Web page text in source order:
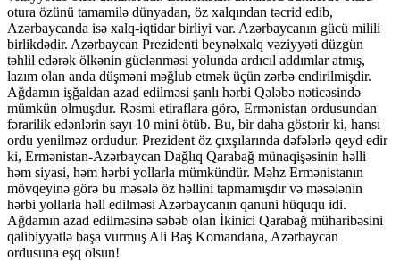
otura özünü tamamilə dünyadan, öz xalqından təcrid edib,
Azərbaycanda isə xalq-iqtidar birliyi var. Azərbaycanın gücü milili
birlikdədir. Azərbaycan Prezidenti beynəlxalq vəziyyəti düzgün
təhlil edərək ölkənin güclənməsi yolunda ardıcıl addımlar atmış,
lazım olan anda düşməni məğlub etmək üçün zərbə endirilmişdir.
Ağdamın işğaldan azad edilməsi şanlı hərbi Qələbə nəticəsində
mümkün olmuşdur. Rəsmi etiraflara görə, Ermənistan ordusundan
fərarilik edənlərin sayı 10 mini ötüb. Bu, bir daha göstərir ki, hansı
ordu yenilməz ordudur. Prezident öz çıxşılarında dəfələrlə qeyd edir
ki, Ermənistan-Azərbaycan Dağlıq Qarabağ münaqişəsinin həlli
həm siyasi, həm hərbi yollarla mümkündür. Məhz Ermənistanın
mövqeyinə görə bu məsələ öz həllini tapmamışdır və məsələnin
hərbi yollarla həll edilməsi Azərbaycanın qanuni hüququ idi.
Ağdamın azad edilməsinə səbəb olan İkinici Qarabağ müharibəsini
qalibiyyətlə başa vurmuş Ali Baş Komandana, Azərbaycan
ordusuna eşq olsun!